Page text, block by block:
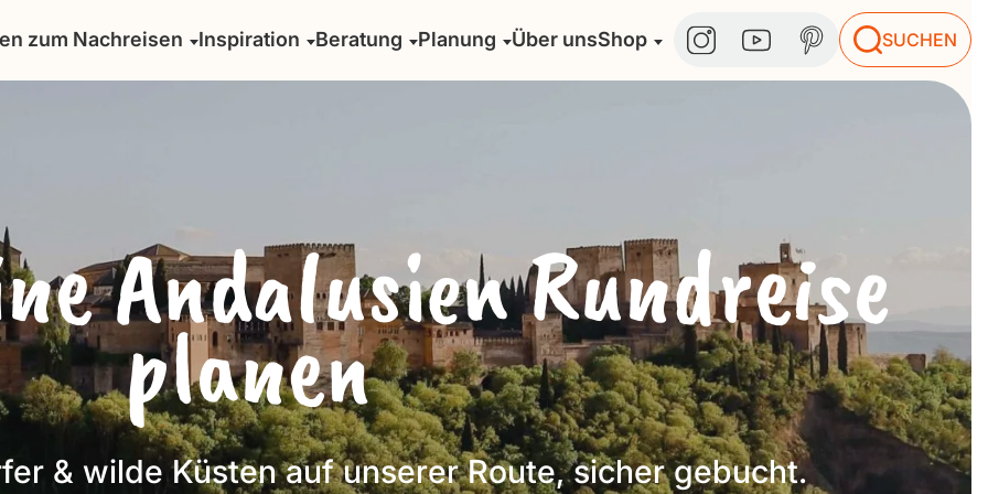
zum Nachreisen Inspiration Beratung Planung Über unsShop SUCHEN
Andalusien Rundreise
planen
& wilde Küsten auf unserer Route, sicher gebucht.